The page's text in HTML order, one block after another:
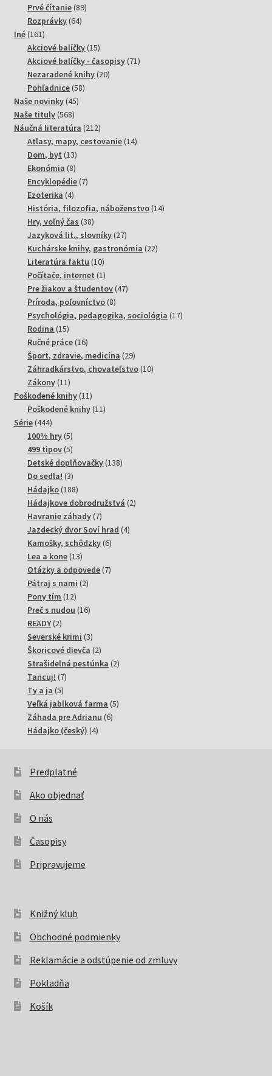
Prvé čítanie 8989
Rozprávky 6464
Iné 161161
produktov
Akciové balíčky 1515
produktov
Akciové balíčky - časopisy 7171
Nezaradené knihy 2020
Pohľadnice 5858
Naše novinky 4545
Naše tituly 568568
produktov
Náučná literatúra 212212
produktov
Atlasy, mapy, cestovanie 1414
Dom, byt 1313
produktov
Ekonómia 88
produktov
Encyklopédie 77
Ezoterika 44
produkty
História, filozofia, náboženstvo 1414
Hry, voľný čas 3838
produktov
Jazyková lit., slovníky 2727
produktov
Kuchárske knihy, gastronómia 2222
Literatúra faktu 1010
produktov
Počítače, internet 11
produkt
Pre žiakov a študentov 4747
Príroda, poľovníctvo 88
produktov
Psychológia, pedagogika, sociológia 1717
Rodina 1515
produktov
Ručné práce 1616
produktov
Šport, zdravie, medicína 2929
produktov
Záhradkárstvo, chovateľstvo 1010
Zákony 1111
produktov
Poškodené knihy 1111
produktov
Poškodené knihy 1111
Série 444444
produktov
100% hry 55
produktov
499 tipov 55
produktov
Detské doplňovačky 138138
Do sedla! 33
produkty
Hádajko 188188
produktov
Hádajkove dobrodružstvá 22
Havranie záhady 77
produktov
Jazdecký dvor Soví hrad 44
Kamošky, schôdzky 66
Lea a kone 1313
produktov
Otázky a odpovede 77
Pátraj s nami 22
Pony tím 1212
produktov
Preč s nudou 1616
READY 22
produkty
Severské krimi 33
produkty
Škoricové dievča 22
produkty
Strašidelná pestúnka 22
Tancuj! 77
Ty a ja 55
produktov
Veľká jablková farma 55
Záhada pre Adrianu 66
Hádajko (český) 44
Predplatné
Ako objednať
O nás
Časopisy
Pripravujeme
Knižný klub
Obchodné podmienky
Reklamácie a odstúpenie od zmluvy
Pokladňa
Košík